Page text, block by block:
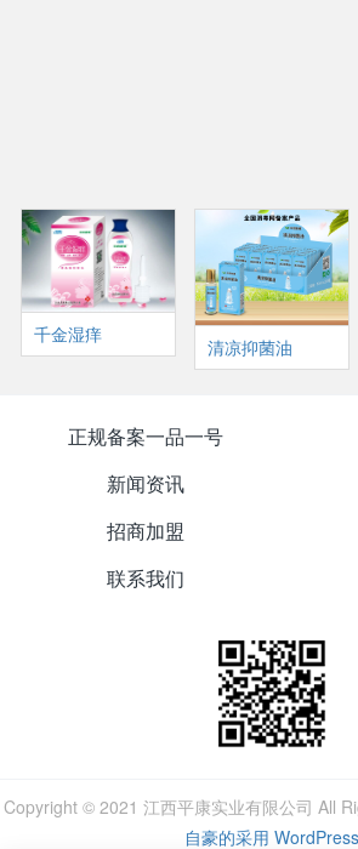
千金湿痒
清凉抑菌油
正规备案一品一号
新闻资讯
招商加盟
联系我们
Copyright © 2021 江西平康实业有限公司 All
自豪的采用 WordPress